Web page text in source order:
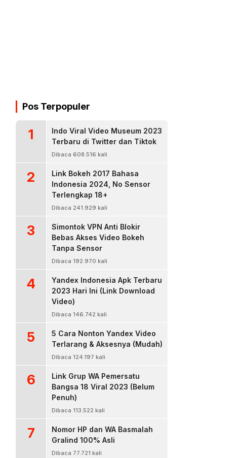
Pos Terpopuler
1
Indo Viral Video Museum 2023
Terbaru di Twitter dan Tiktok
Dibaca 608.516 kali
2
Link Bokeh 2017 Bahasa
Indonesia 2024, No Sensor
Terlengkap 18+
Dibaca 241.929 kali
3
Simontok VPN Anti Blokir
Bebas Akses Video Bokeh
Tanpa Sensor
Dibaca 192.970 kali
4
Yandex Indonesia Apk Terbaru
2023 Hari Ini (Link Download
Video)
Dibaca 146.742 kali
5
5 Cara Nonton Yandex Video
Terlarang & Aksesnya (Mudah)
Dibaca 124.197 kali
6
Link Grup WA Pemersatu
Bangsa 18 Viral 2023 (Belum
Penuh)
Dibaca 113.522 kali
7
Nomor HP dan WA Basmalah
Gralind 100% Asli
Dibaca 77.721 kali